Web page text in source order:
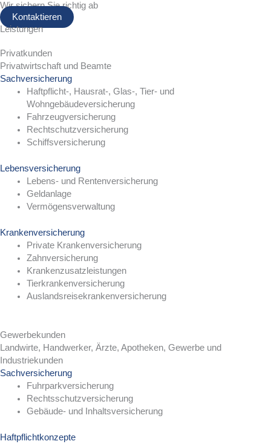
Wir sichern Sie richtig ab
Kontaktieren
Leistungen
Privatkunden
Privatwirtschaft und Beamte
Sachversicherung
Haftpflicht-, Hausrat-, Glas-, Tier- und
Wohngebäudeversicherung
Fahrzeugversicherung
Rechtschutzversicherung
Schiffsversicherung
Lebensversicherung
Lebens- und Rentenversicherung
Geldanlage
Vermögensverwaltung
Krankenversicherung
Private Krankenversicherung
Zahnversicherung
Krankenzusatzleistungen
Tierkrankenversicherung
Auslandsreisekrankenversicherung
Gewerbekunden
Landwirte, Handwerker, Ärzte, Apotheken, Gewerbe und
Industriekunden
Sachversicherung
Fuhrparkversicherung
Rechtsschutzversicherung
Gebäude- und Inhaltsversicherung
Haftpflichtkonzepte